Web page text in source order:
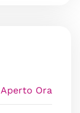
Aperto Ora